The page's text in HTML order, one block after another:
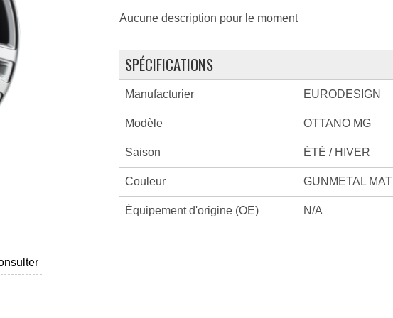
Aucune description pour le moment
SPÉCIFICATIONS
Manufacturier EURODESIGN
Modèle OTTANO MG
Saison ÉTÉ / HIVER
Couleur GUNMETAL MAT
Équipement d'origine (OE) N/A